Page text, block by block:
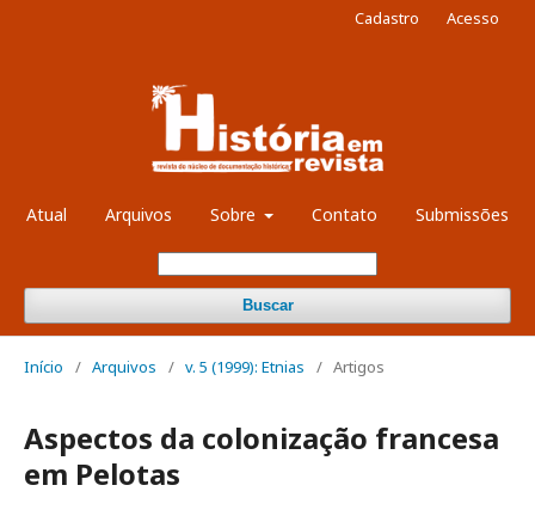
Atual Arquivos Sobre Contato Submissões
Buscar
Cadastro Acesso
Início / Arquivos / v. 5 (1999): Etnias / Artigos
Aspectos da colonização francesa
em Pelotas